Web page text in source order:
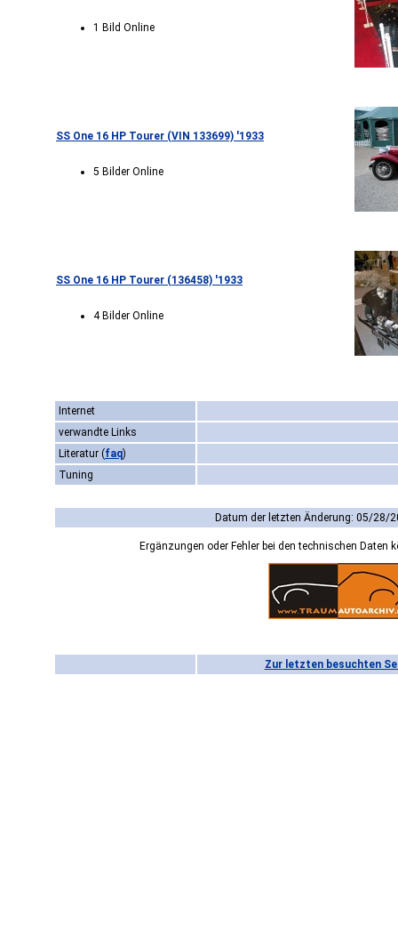
1 Bild Online
SS One 16 HP Tourer (VIN 133699) '1933
5 Bilder Online
SS One 16 HP Tourer (136458) '1933
4 Bilder Online
Internet
verwandte Links
Literatur (faq)
Tuning
Datum der letzten Änderung: 05/28/
Ergänzungen oder Fehler bei den technischen Daten
Zur letzten besuchten